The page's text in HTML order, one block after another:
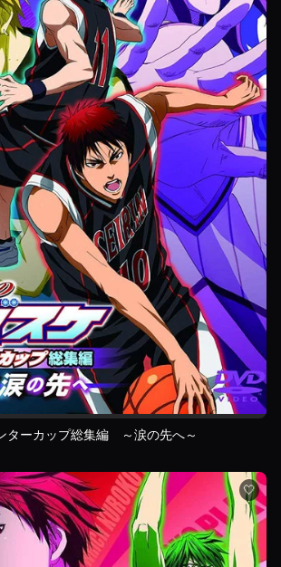
ターカップ総集編 ～涙の先へ～
🤍